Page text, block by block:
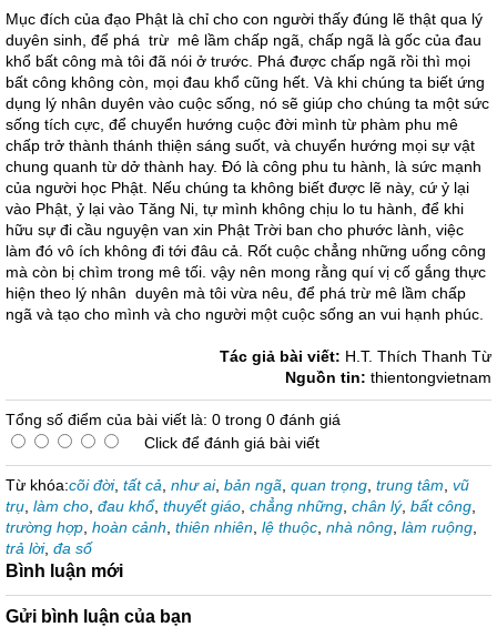
Mục đích của đạo Phật là chỉ cho con người thấy đúng lẽ thật qua lý
duyên sinh, để phá trừ mê lầm chấp ngã, chấp ngã là gốc của đau
khổ bất công mà tôi đã nói ở trước. Phá được chấp ngã rồi thì mọi
bất công không còn, mọi đau khổ cũng hết. Và khi chúng ta biết ứng
dụng lý nhân duyên vào cuộc sống, nó sẽ giúp cho chúng ta một sức
sống tích cực, để chuyển hướng cuộc đời mình từ phàm phu mê
chấp trở thành thánh thiện sáng suốt, và chuyển hướng mọi sự vật
chung quanh từ dở thành hay. Đó là công phu tu hành, là sức mạnh
của người học Phật. Nếu chúng ta không biết được lẽ này, cứ ỷ lại
vào Phật, ỷ lại vào Tăng Ni, tự mình không chịu lo tu hành, để khi
hữu sự đi cầu nguyện van xin Phật Trời ban cho phước lành, việc
làm đó vô ích không đi tới đâu cả. Rốt cuộc chẳng những uổng công
mà còn bị chìm trong mê tối. vậy nên mong rằng quí vị cố gắng thực
hiện theo lý nhân duyên mà tôi vừa nêu, để phá trừ mê lầm chấp
ngã và tạo cho mình và cho người một cuộc sống an vui hạnh phúc.
Tác giả bài viết: H.T. Thích Thanh Từ
Nguồn tin: thientongvietnam
Tổng số điểm của bài viết là: 0 trong 0 đánh giá
Click để đánh giá bài viết
Từ khóa:cõi đời, tất cả như ai, bản ngã quan trọng trung tâm vũ
trụ làm cho đau khổ, thuyết giáo chẳng những chân lý, bất công
trường hợp hoàn cảnh thiên nhiên lệ thuộc nhà nông làm ruộng
trả lời, đa số
Bình luận mới
Gửi bình luận của bạn